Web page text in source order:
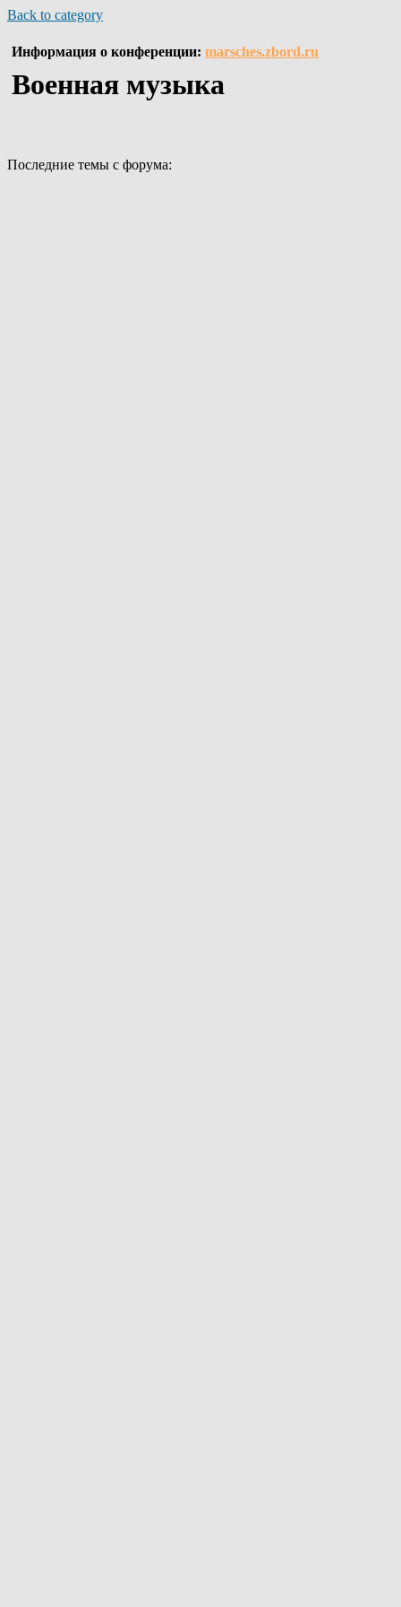
Back to category
Информация о конференции: marsches.zbord.ru
Военная музыка
Последние темы с форума: